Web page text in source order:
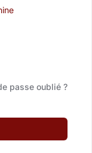
passe oublié ?